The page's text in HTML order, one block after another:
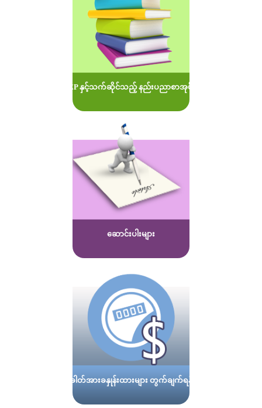
MOEP နှင့်သက်ဆိုင်သည့် နည်းပညာစာအုပ်များ
ဆောင်းပါးများ
ဓါတ်အားခနှုန်းထားများ တွက်ချက်ရန်